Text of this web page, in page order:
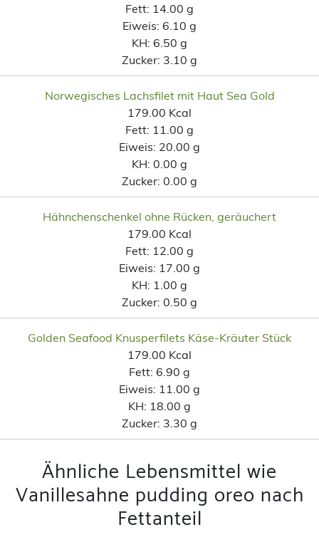
Fett: 14.00 g
Eiweis: 6.10 g
KH: 6.50 g
Zucker: 3.10 g
Norwegisches Lachsfilet mit Haut Sea Gold
179.00 Kcal
Fett: 11.00 g
Eiweis: 20.00 g
KH: 0.00 g
Zucker: 0.00 g
Hähnchenschenkel ohne Rücken, geräuchert
179.00 Kcal
Fett: 12.00 g
Eiweis: 17.00 g
KH: 1.00 g
Zucker: 0.50 g
Golden Seafood Knusperfilets Käse-Kräuter Stück
179.00 Kcal
Fett: 6.90 g
Eiweis: 11.00 g
KH: 18.00 g
Zucker: 3.30 g
Ähnliche Lebensmittel wie
Vanillesahne pudding oreo nach
Fettanteil